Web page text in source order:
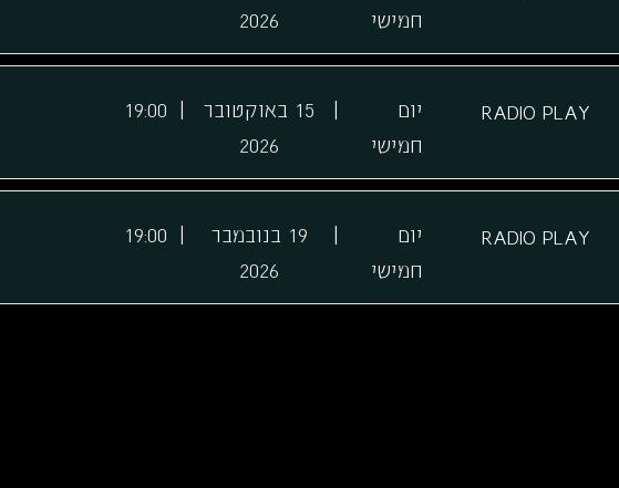
2026
חמישי
19:00 |
15 באוקטובר
2026
|
יום
חמישי
RADIO PLAY
19:00 |
19 בנובמבר
2026
|
יום
חמישי
RADIO PLAY